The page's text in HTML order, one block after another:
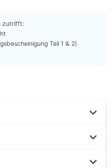
zutrifft:
Teil 1 & 2)